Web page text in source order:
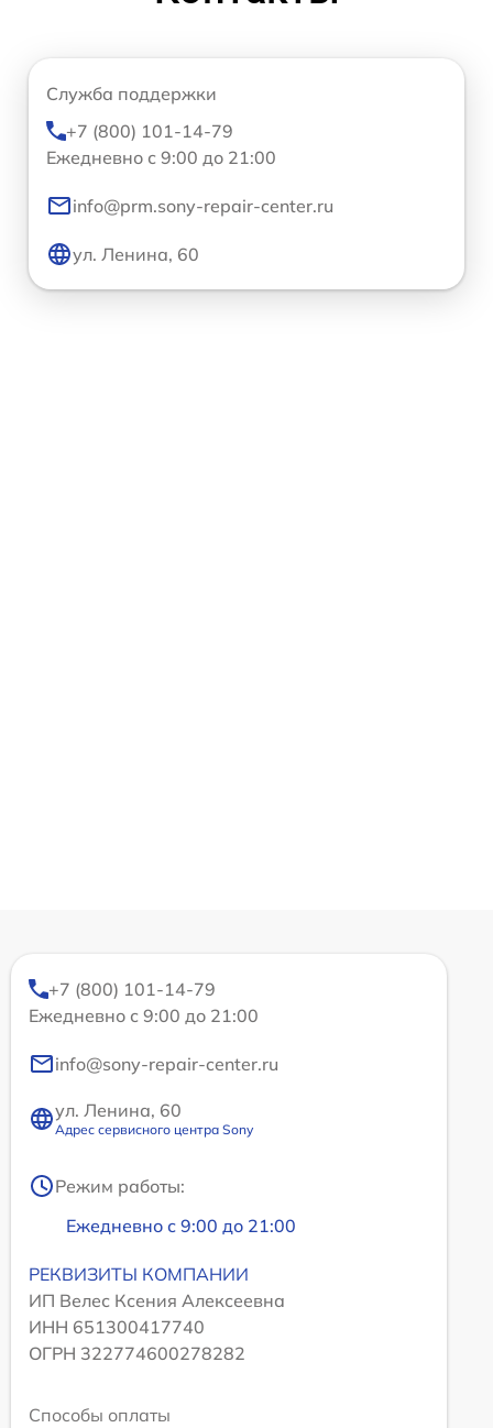
Служба поддержки
+7 (800) 101-14-79
Ежедневно с 9:00 до 21:00
info@prm.sony-repair-center.ru
ул. Ленина, 60
+7 (800) 101-14-79
Ежедневно с 9:00 до 21:00
info@sony-repair-center.ru
ул. Ленина, 60
Адрес сервисного центра Sony
Режим работы:
Ежедневно с 9:00 до 21:00
РЕКВИЗИТЫ КОМПАНИИ
ИП Велес Ксения Алексеевна
ИНН 651300417740
ОГРН 322774600278282
Способы оплаты